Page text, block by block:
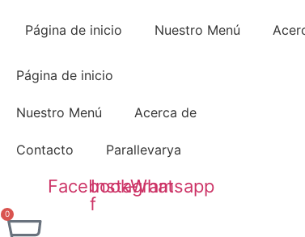
Página de inicio Nuestro Menú
Página de inicio
Nuestro Menú Acerca de
Contacto Parallevarya
Facebook-
f
Instagram
Whatsapp
0